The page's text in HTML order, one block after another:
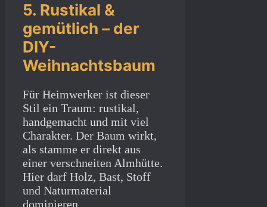
5. Rustikal &
gemütlich – der
DIY-
Weihnachtsbaum
Für Heimwerker ist dieser
Stil ein Traum: rustikal,
handgemacht und mit viel
Charakter. Der Baum wirkt,
als stamme er direkt aus
einer verschneiten Almhütte.
Hier darf Holz, Bast, Stoff
und Naturmaterial
dominieren.